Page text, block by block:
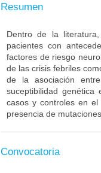
Resumen
Dentro de la
pacientes con
factores de riesgo
de las crisis febriles
de la asociación
suceptibilidad
casos y controles en
presencia de
Convocatoria